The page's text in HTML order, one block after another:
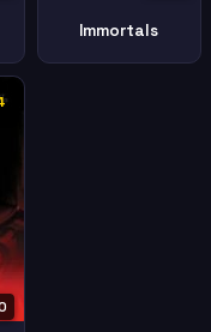
Immortals